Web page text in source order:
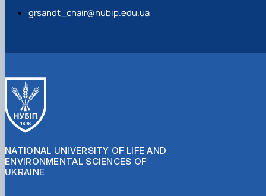
grsandt_chair@nubip.edu.ua
NATIONAL UNIVERSITY OF LIFE AND
ENVIRONMENTAL SCIENCES OF
UKRAINE